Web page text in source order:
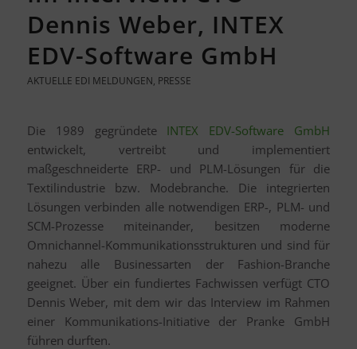
Dennis Weber, INTEX
EDV-Software GmbH
AKTUELLE EDI MELDUNGEN, PRESSE
Die 1989 gegründete INTEX EDV-Software GmbH
entwickelt, vertreibt und implementiert
maßgeschneiderte ERP- und PLM-Lösungen für die
Textilindustrie bzw. Modebranche. Die integrierten
Lösungen verbinden alle notwendigen ERP-, PLM- und
SCM-Prozesse miteinander, besitzen moderne
Omnichannel-Kommunikationsstrukturen und sind für
nahezu alle Businessarten der Fashion-Branche
geeignet. Über ein fundiertes Fachwissen verfügt CTO
Dennis Weber, mit dem wir das Interview im Rahmen
einer Kommunikations-Initiative der Pranke GmbH
führen durften.